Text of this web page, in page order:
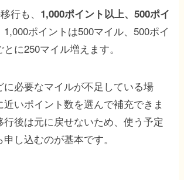
行も、 1,000ポイント以上、500ポイ
1,000ポイントは500マイル、500ポイ
に250マイル増えます。
に必要なマイルが不足している場
いポイント数を選んで補充できま
後は元に戻せないため、使う予定
し込むのが基本です。